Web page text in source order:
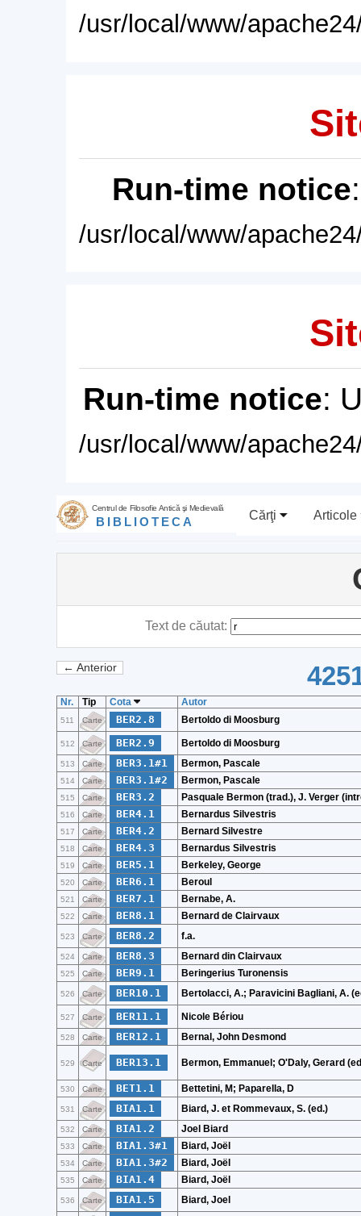
/usr/local/www/
Run-time notice
/usr/local/www/
Run-time notice:
/usr/local/www/
Centrul de Filosofie Antică şi Medievală
BIBLIOTECA Cărţi Articole
Text de căutat:
← Anterior
Nr. Tip Cota Autor
511 Carte BER2.8 Bertoldo di Moosburg
512 Carte BER2.9 Bertoldo di Moosburg
513 Carte BER3.1#1 Bermon, Pascale
514 Carte BER3.1#2 Bermon, Pascale
515 Carte BER3.2 Pasquale Bermon (trad.), J. Verger
516 Carte BER4.1 Bernardus Silvestris
517 Carte BER4.2 Bernard Silvestre
518 Carte BER4.3 Bernardus Silvestris
519 Carte BER5.1 Berkeley, George
520 Carte BER6.1 Beroul
521 Carte BER7.1 Bernabe, A.
522 Carte BER8.1 Bernard de Clairvaux
523 Carte BER8.2 f.a.
524 Carte BER8.3 Bernard din Clairvaux
525 Carte BER9.1 Beringerius Turonensis
526 Carte BER10.1 Bertolacci, A.; Paravicini Bagliani, A.
527 Carte BER11.1 Nicole Bériou
528 Carte BER12.1 Bernal, John Desmond
529 Carte BER13.1 Bermon, Emmanuel; O'Daly, Gerard
530 Carte BET1.1 Bettetini, M; Paparella, D
531 Carte BIA1.1 Biard, J. et Rommevaux, S. (ed.)
532 Carte BIA1.2 Joel Biard
533 Carte BIA1.3#1 Biard, Joël
534 Carte BIA1.3#2 Biard, Joël
535 Carte BIA1.4 Biard, Joël
536 Carte BIA1.5 Biard, Joel